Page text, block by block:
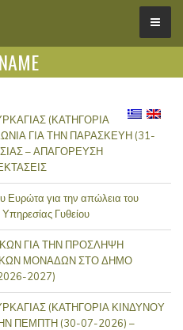
(ΚΑΤΗΓΟΡΙΑ
ΓΙΑ ΤΗΝ ΠΑΡΑΣΚΕΥΗ (31-
– ΑΠΑΓΟΡΕΥΣΗ
Ευρώτα για την απώλεια του
Γυθείου
ΓΙΑ ΤΗΝ ΠΡΟΣΛΗΨΗ
ΜΟΝΑΔΩΝ ΣΤΟ ΔΗΜΟ
2027)
(ΚΑΤΗΓΟΡΙΑ ΚΙΝΔΥΝΟΥ
ΠΕΜΠΤΗ (30-07-2026) –